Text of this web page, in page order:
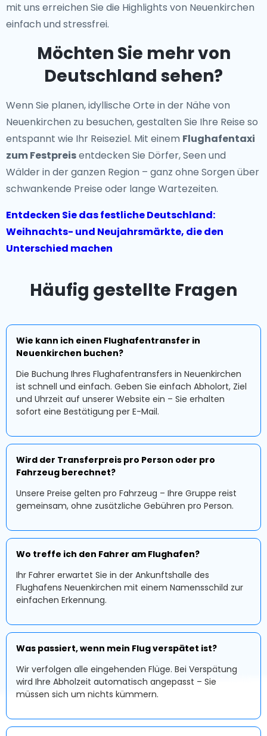
mit uns erreichen Sie die Highlights von Neuenkirchen
einfach und stressfrei.
Möchten Sie mehr von
Deutschland sehen?
Wenn Sie planen, idyllische Orte in der Nähe von
Neuenkirchen zu besuchen, gestalten Sie Ihre Reise so
entspannt wie Ihr Reiseziel. Mit einem Flughafentaxi
zum Festpreisentdecken Sie Dörfer, Seen und
Wälder in der ganzen Region – ganz ohne Sorgen über
schwankende Preise oder lange Wartezeiten.
Entdecken Sie das festliche Deutschland:
Weihnachts- und Neujahrsmärkte, die den
Unterschied machen
Häufig gestellte Fragen
Wie kann ich einen Flughafentransfer in
Neuenkirchen buchen?
Die Buchung Ihres Flughafentransfers in Neuenkirchen
ist schnell und einfach. Geben Sie einfach Abholort, Ziel
und Uhrzeit auf unserer Website ein – Sie erhalten
sofort eine Bestätigung per E-Mail.
Wird der Transferpreis pro Person oder pro
Fahrzeug berechnet?
Unsere Preise gelten pro Fahrzeug – Ihre Gruppe reist
gemeinsam, ohne zusätzliche Gebühren pro Person.
Wo treffe ich den Fahrer am Flughafen?
Ihr Fahrer erwartet Sie in der Ankunftshalle des
Flughafens Neuenkirchen mit einem Namensschild zur
einfachen Erkennung.
Was passiert, wenn mein Flug verspätet ist?
Wir verfolgen alle eingehenden Flüge. Bei Verspätung
wird Ihre Abholzeit automatisch angepasst – Sie
müssen sich um nichts kümmern.